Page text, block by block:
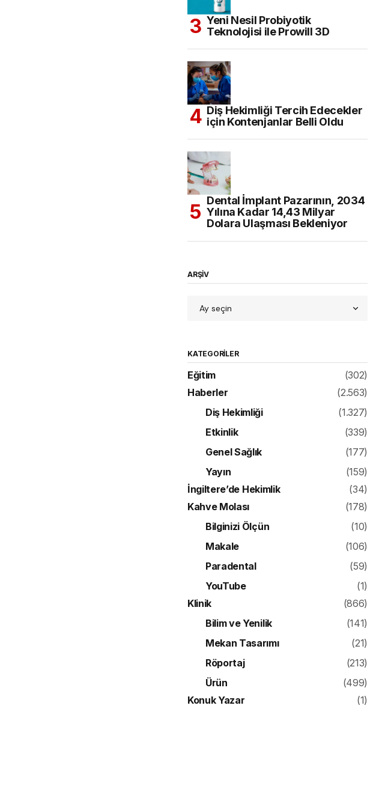
Yeni Nesil Probiyotik
Teknolojisi ile Prowill 3D
Diş Hekimliği Tercih Edecekler
için Kontenjanlar Belli Oldu
Dental İmplant Pazarının, 2034
Yılına Kadar 14,43 Milyar
Dolara Ulaşması Bekleniyor
ARŞİV
KATEGORILER
Eğitim
(302)
Haberler
(2.563)
Diş Hekimliği
(1.327)
Etkinlik
(339)
Genel Sağlık
(177)
Yayın
(159)
İngiltere’de Hekimlik
(34)
Kahve Molası
(178)
Bilginizi Ölçün
(10)
Makale
(106)
Paradental
(59)
YouTube
(1)
Klinik
(866)
Bilim ve Yenilik
(141)
Mekan Tasarımı
(21)
Röportaj
(213)
Ürün
(499)
Konuk Yazar
(1)